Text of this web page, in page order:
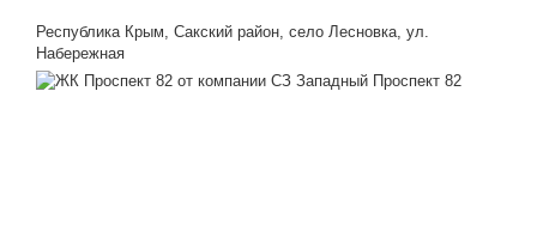
Республика Крым, Сакский район, село Лесновка, ул.
Набережная